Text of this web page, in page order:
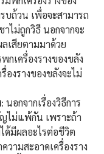
บถ้วน เพื่อจะสามารถ
ไม่ถูกวิธี นอกจากจะ
เสียตามมาด้วย
กเครื่องรางของขลัง
องรางของขลังจะไม่
: นอกจากเรื่องวิธีการ
ไม่แพ้กัน เพราะถ้า
ด้มีผลอะไรต่อชีวิต
วามสะอาดเครื่องราง